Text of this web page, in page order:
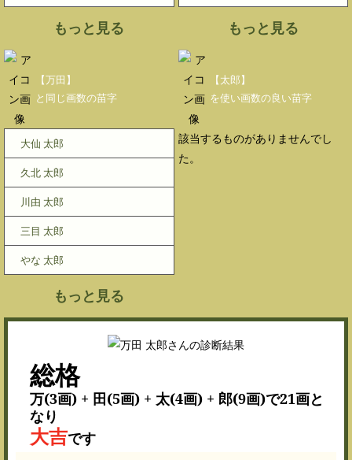
もっと見る もっと見る
【万田】
と同じ画数の苗字
大仙 太郎
久北 太郎
川由 太郎
三目 太郎
やな 太郎
もっと見る
【太郎】
を使い画数の良い苗字
該当するものがありませんでし
た。
総格
万(3画) + 田(5画) + 太(4画) + 郎(9画)で21画と
なり
大吉です